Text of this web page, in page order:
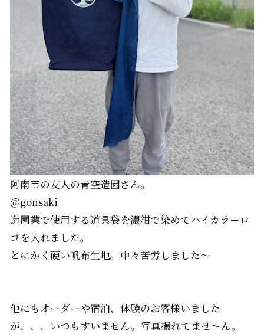
阿南市の友人の青空造園さん。
＠gonsaki
造園業で使用する道具袋を濃紺で染めてハイカラーロ
ゴを入れました。
とにかく硬い帆布生地。中々苦労しました～
他にもオーダーや宿泊、体験のお客様いました
が、、、いつもすいません。写真撮れてませ～ん。